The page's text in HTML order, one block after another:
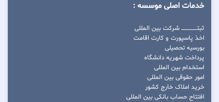
خدمات اصلی موسسه :
ثبتــــــــــــــــ شرکت بین المللی
اخذ پاسپورت و کارت اقامت
بورسیه تحصیلی
پرداخت شهریه دانشگاه
استخدام بین المللی
امور حقوقی بین المللی
خرید املاک خارج کشور
افتتاح حساب بانکی بین المللی